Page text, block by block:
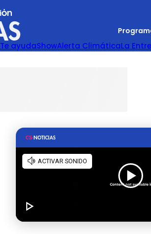
Te ayudaShowAlerta ClimáticaLa